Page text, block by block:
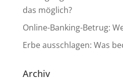
das möglich?
Online-Banking-Betrug:
Erbe ausschlagen: Was
Archiv